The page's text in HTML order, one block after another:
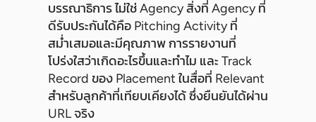
บรรณาธิการ ไม่ใช่ Agency สิ่งที่ Agency ที่
ดีรับประกันได้คือ Pitching Activity ที่
สม่ำเสมอและมีคุณภาพ การรายงานที่
โปร่งใสว่าเกิดอะไรขึ้นและทำไม และ Track
Record ของ Placement ในสื่อที่ Relevant
สำหรับลูกค้าที่เทียบเคียงได้ ซึ่งยืนยันได้ผ่าน
URL จริง